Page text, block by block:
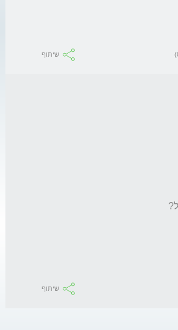
שיתוף
שיתוף